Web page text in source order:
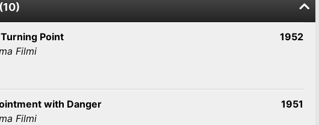
Point
Filmi
1952
with Danger
Filmi
1951